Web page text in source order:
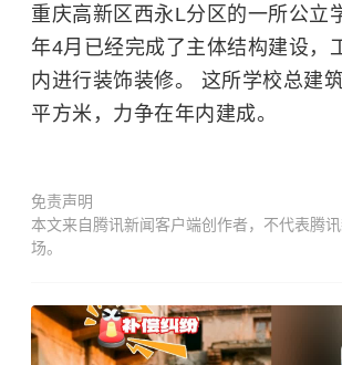
重庆高新区西永L分区的一所公立
年4月已经完成了主体结构建设，
内进行装饰装修。 这所学校总建
平方米，力争在年内建成。
免责声明
本文来自腾讯新闻客户端创作者，不代表腾
场。